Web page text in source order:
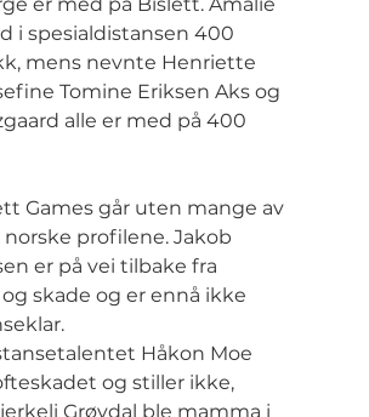
er med på Bislett. Amalie
i spesialdistansen 400
mens nevnte Henriette
Tomine Eriksen Aks og
alle er med på 400
Games går uten mange av
profilene. Jakob
er på vei tilbake fra
skade og er ennå ikke
Håkon Moe
og stiller ikke,
Grøvdal ble mamma i